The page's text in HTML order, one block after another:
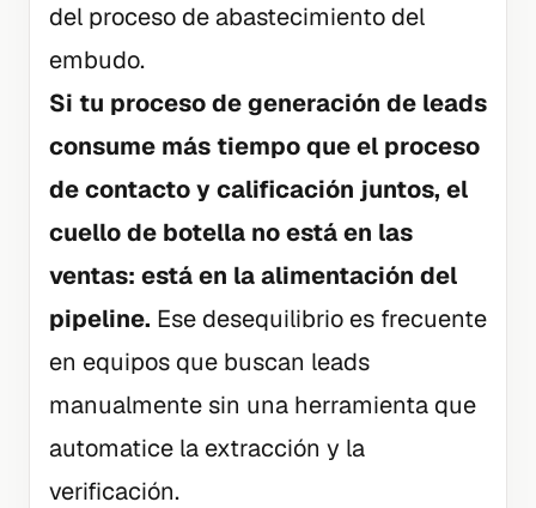
del proceso de abastecimiento del
embudo.
Si tu proceso de generación de leads
consume más tiempo que el proceso
de contacto y calificación juntos, el
cuello de botella no está en las
ventas: está en la alimentación del
pipeline. Ese desequilibrio es frecuente
en equipos que buscan leads
manualmente sin una herramienta que
automatice la extracción y la
verificación.